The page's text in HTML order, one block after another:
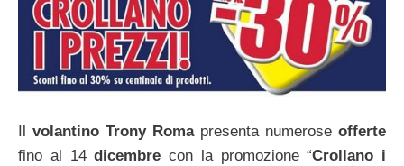
Il volantino Trony Romapresenta numerose offerte
fino al 14dicembre con la promozione “Crollano i